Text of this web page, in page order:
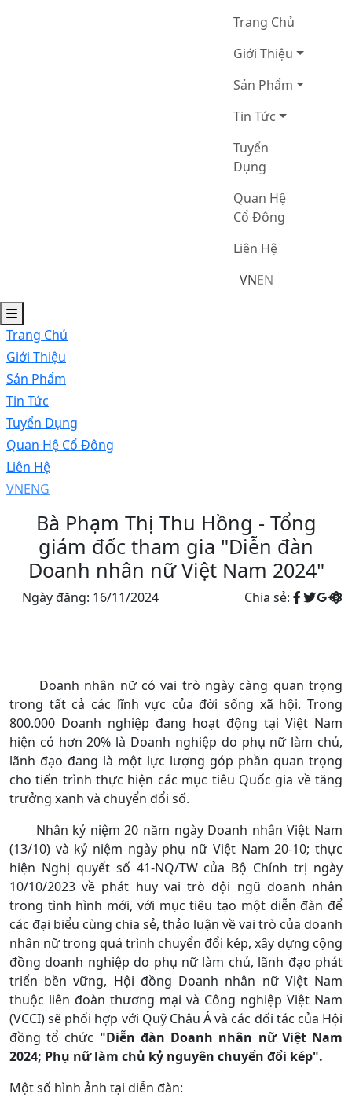
Trang Chủ
Giới Thiệu
Sản Phẩm
Tin Tức
Tuyển
Dụng
Quan Hệ
Cổ Đông
Liên Hệ
VNEN
Trang Chủ
Giới Thiệu
Sản Phẩm
Tin Tức
Tuyển Dụng
Quan Hệ Cổ Đông
Liên Hệ
VNENG
Bà Phạm Thị Thu Hồng - Tổng
giám đốc tham gia "Diễn đàn
Doanh nhân nữ Việt Nam 2024"
Ngày đăng: 16/11/2024 Chia sẻ:
Doanh nhân nữ có vai trò ngày càng quan trọng
trong tất cả các lĩnh vực của đời sống xã hội. Trong
800.000 Doanh nghiệp đang hoạt động tại Việt Nam
hiện có hơn 20% là Doanh nghiệp do phụ nữ làm chủ,
lãnh đạo đang là một lực lượng góp phần quan trọng
cho tiến trình thực hiện các mục tiêu Quốc gia về tăng
trưởng xanh và chuyển đổi số.
Nhân kỷ niệm 20 năm ngày Doanh nhân Việt Nam
(13/10) và kỷ niệm ngày phụ nữ Việt Nam 20-10; thực
hiện Nghị quyết số 41-NQ/TW của Bộ Chính trị ngày
10/10/2023 về phát huy vai trò đội ngũ doanh nhân
trong tình hình mới, với mục tiêu tạo một diễn đàn để
các đại biểu cùng chia sẻ, thảo luận về vai trò của doanh
nhân nữ trong quá trình chuyển đổi kép, xây dựng cộng
đồng doanh nghiệp do phụ nữ làm chủ, lãnh đạo phát
triển bền vững, Hội đồng Doanh nhân nữ Việt Nam
thuộc liên đoàn thương mại và Công nghiệp Việt Nam
(VCCI) sẽ phối hợp với Quỹ Châu Á và các đối tác của Hội
đồng tổ chức "Diễn đàn Doanh nhân nữ Việt Nam
2024; Phụ nữ làm chủ kỷ nguyên chuyển đổi kép".
Một số hình ảnh tại diễn đàn: